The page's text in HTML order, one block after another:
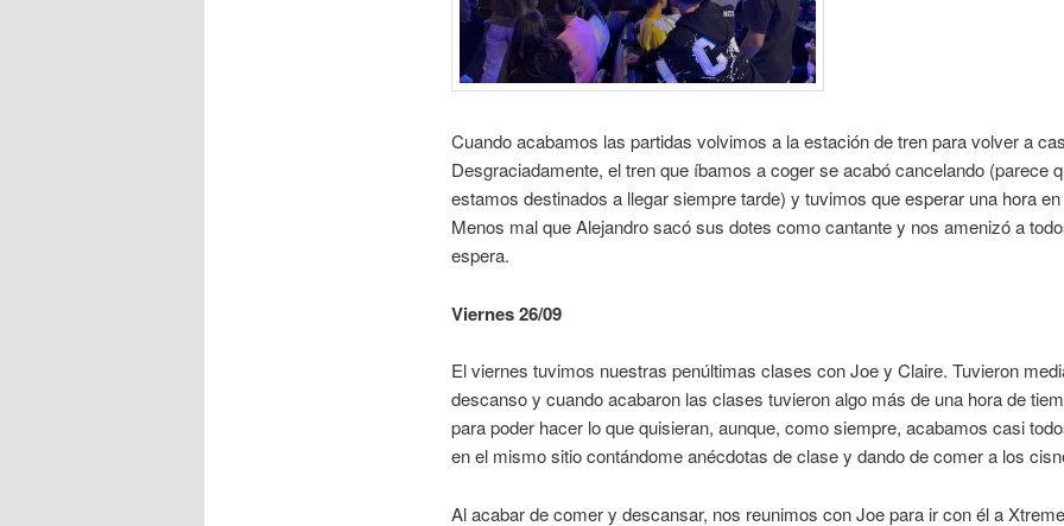
Cuando acabamos las partidas volvimos a la estación de tren para volver a
Desgraciadamente, el tren que íbamos a coger se acabó cancelando (parece
estamos destinados a llegar siempre tarde) y tuvimos que esperar una hora
Menos mal que Alejandro sacó sus dotes como cantante y nos amenizó a
espera.
Viernes 26/09
El viernes tuvimos nuestras penúltimas clases con Joe y Claire. Tuvieron
descanso y cuando acabaron las clases tuvieron algo más de una hora de
para poder hacer lo que quisieran, aunque, como siempre, acabamos casi
en el mismo sitio contándome anécdotas de clase y dando de comer a los
Al acabar de comer y descansar, nos reunimos con Joe para ir con él a